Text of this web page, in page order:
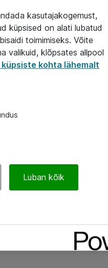
kasutajakogemust,
küpsised on alati lubatud
toimimiseks. Võite
valikuid, klõpsates allpool
küpsiste kohta lähemalt
Luban kõik